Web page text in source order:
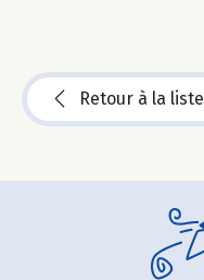
Retour à la liste